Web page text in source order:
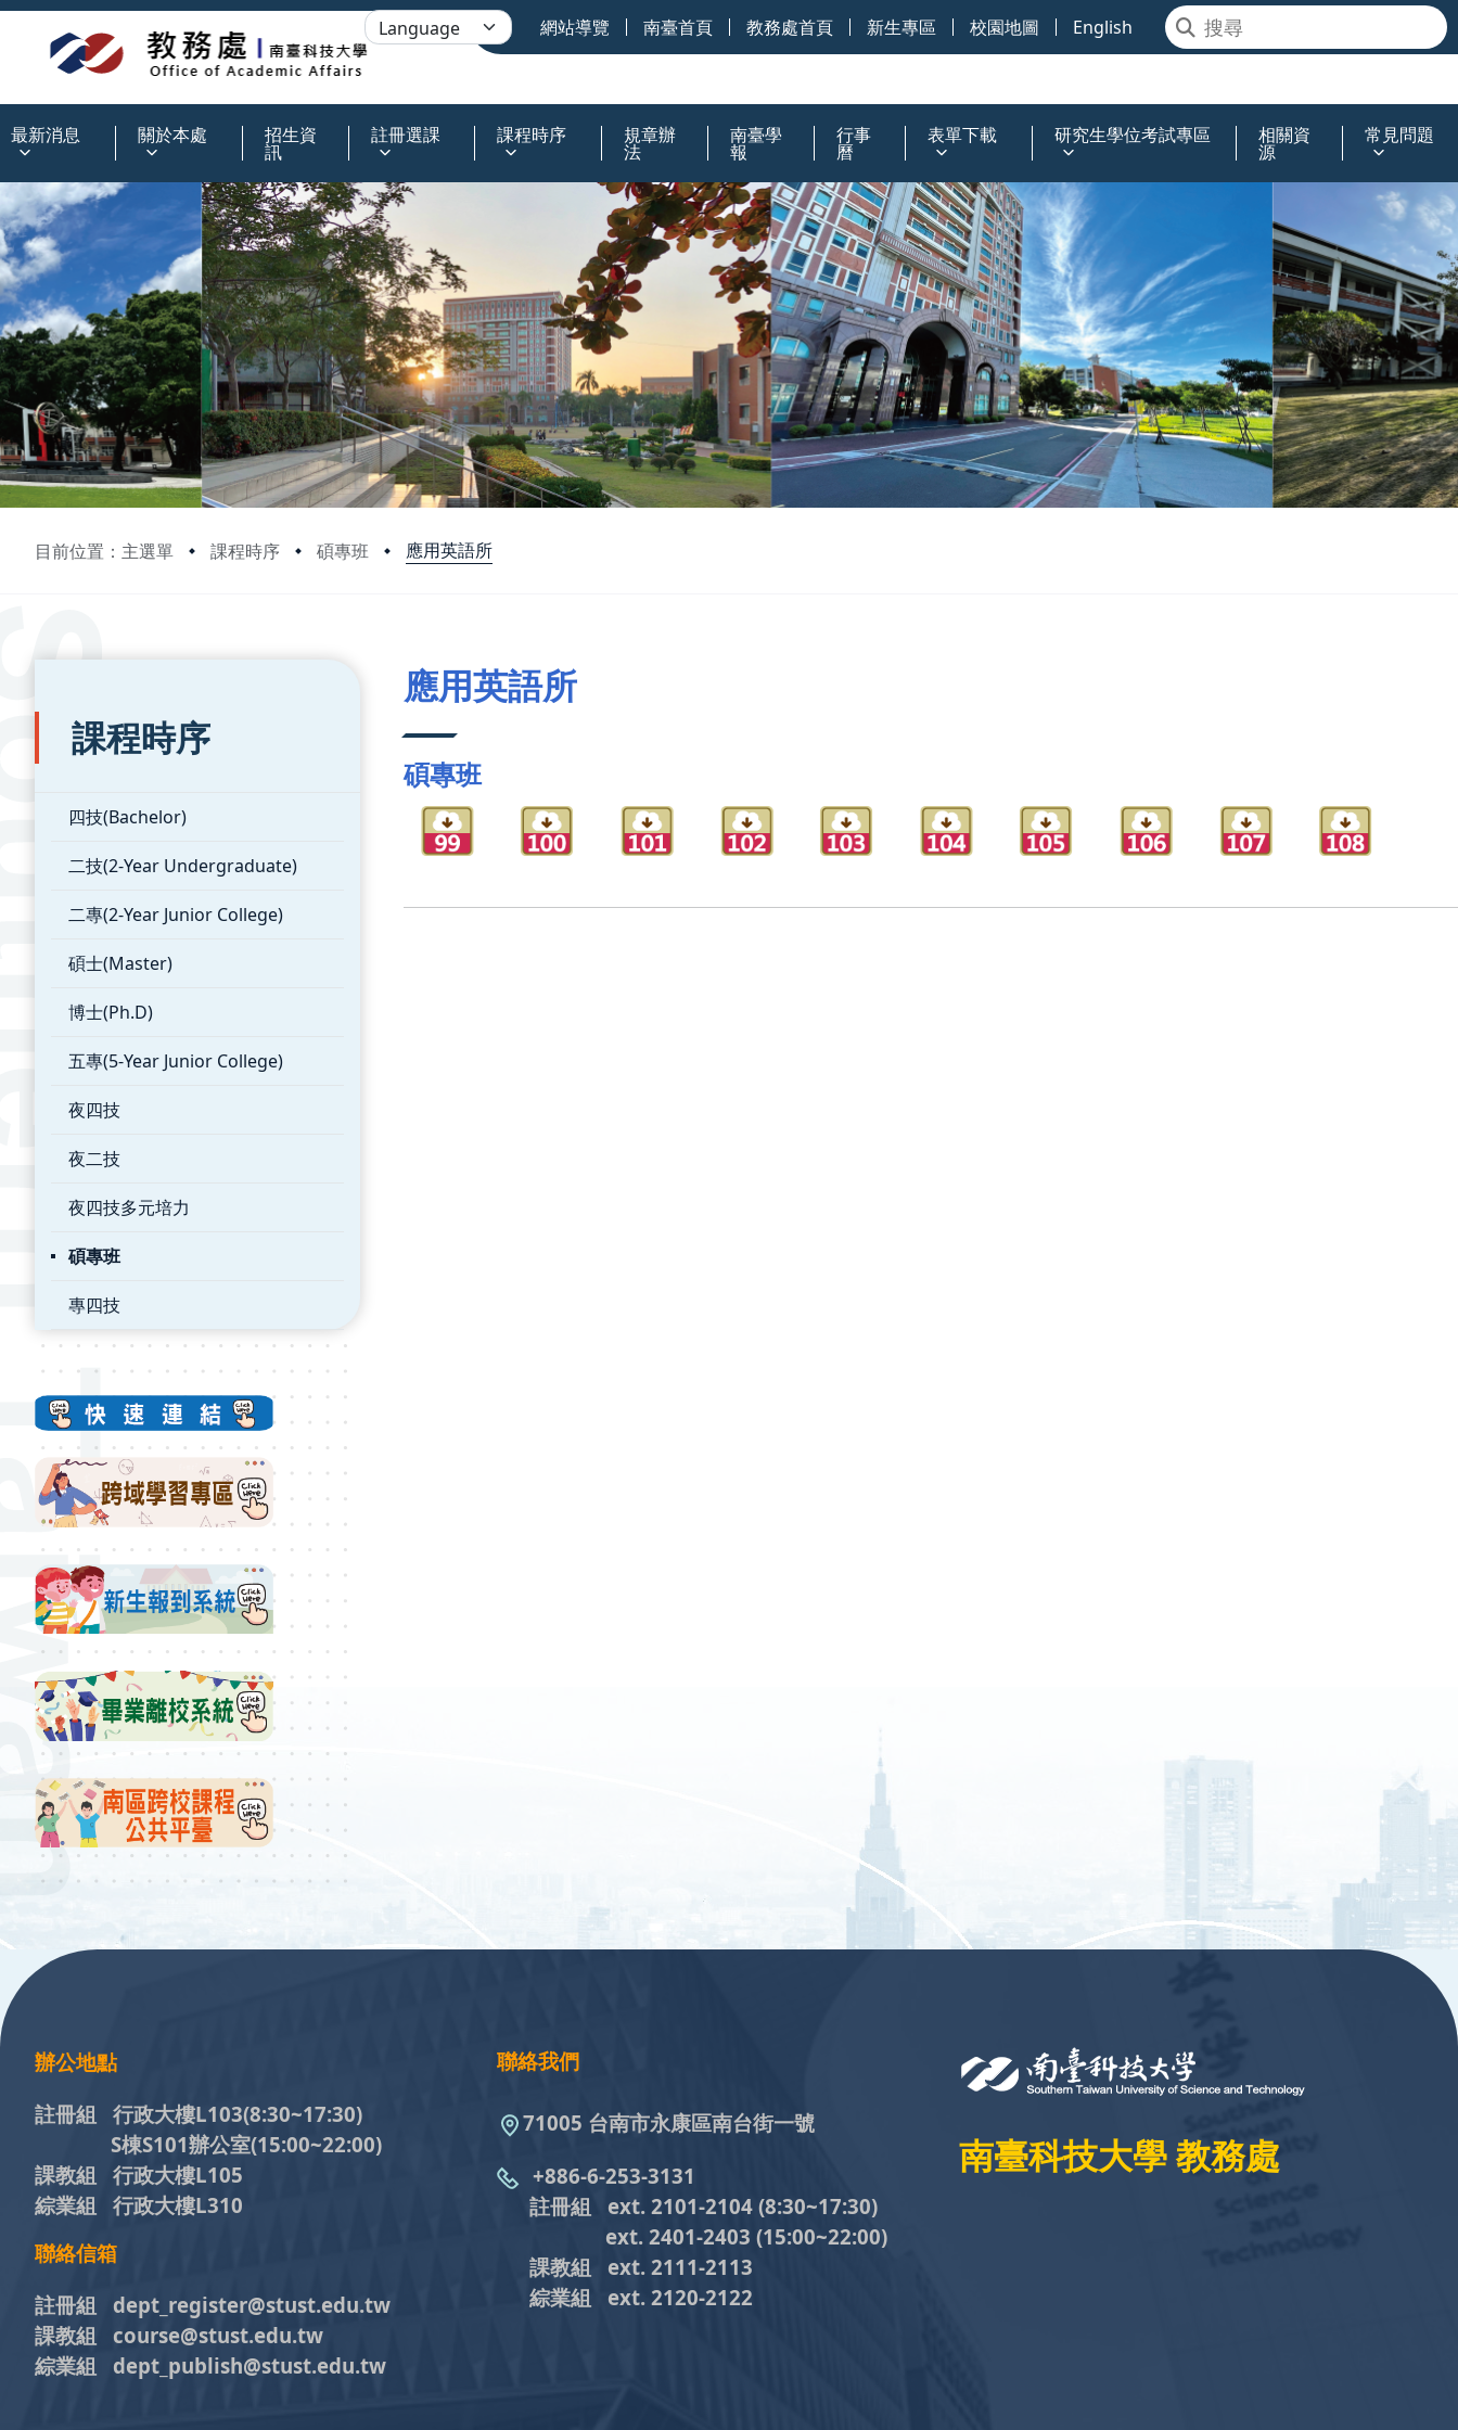
網站導覽 南臺首頁 教務處首頁 新生專區 校園地圖 English
最新消息 關於本處 招生資
訊
註冊選課 課程時序 規章辦
法
南臺學
報
行事
曆
表單下載 研究生學位考試專區 相關資
源
常見問題
目前位置：主選單 課程時序 碩專班 應用英語所
:::
課程時序
四技(Bachelor)
二技(2-Year Undergraduate)
二專(2-Year Junior College)
碩士(Master)
博士(Ph.D)
五專(5-Year Junior College)
夜四技
夜二技
夜四技多元培力
碩專班
專四技
應用英語所
碩專班
:::
南臺科技大學 教務處
聯絡我們
71005 台南市永康區南台街一號
+886-6-253-3131
註冊組 ext. 2101-2104 (8:30~17:30)
ext. 2401-2403 (15:00~22:00)
課教組 ext. 2111-2113
綜業組
ext. 2120-2122
辦公地點
註冊組 行政大樓L103(8:30~17:30)
S棟S101辦公室(15:00~22:00)
課教組 行政大樓L105
綜業組 行政大樓L310
聯絡信箱
註冊組 dept_register@stust.edu.tw
課教組 course@stust.edu.tw
綜業組 dept_publish@stust.edu.tw